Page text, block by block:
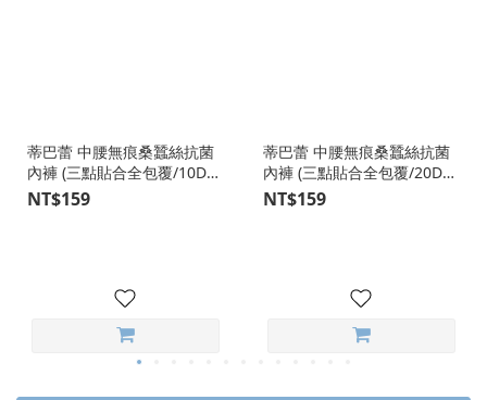
蒂巴蕾 中腰無痕桑蠶絲抗菌
內褲 (三點貼合全包覆/10D冰
絲極薄)
NT$159
蒂巴蕾 中腰無痕桑蠶絲抗菌
內褲 (三點貼合全包覆/20D冰
肌)
NT$159